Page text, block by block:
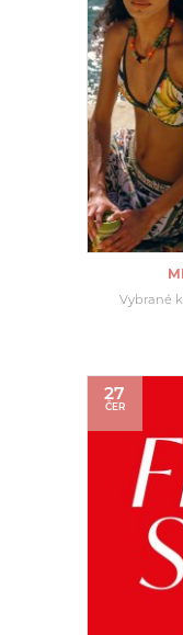
Vybrané
27
ČER